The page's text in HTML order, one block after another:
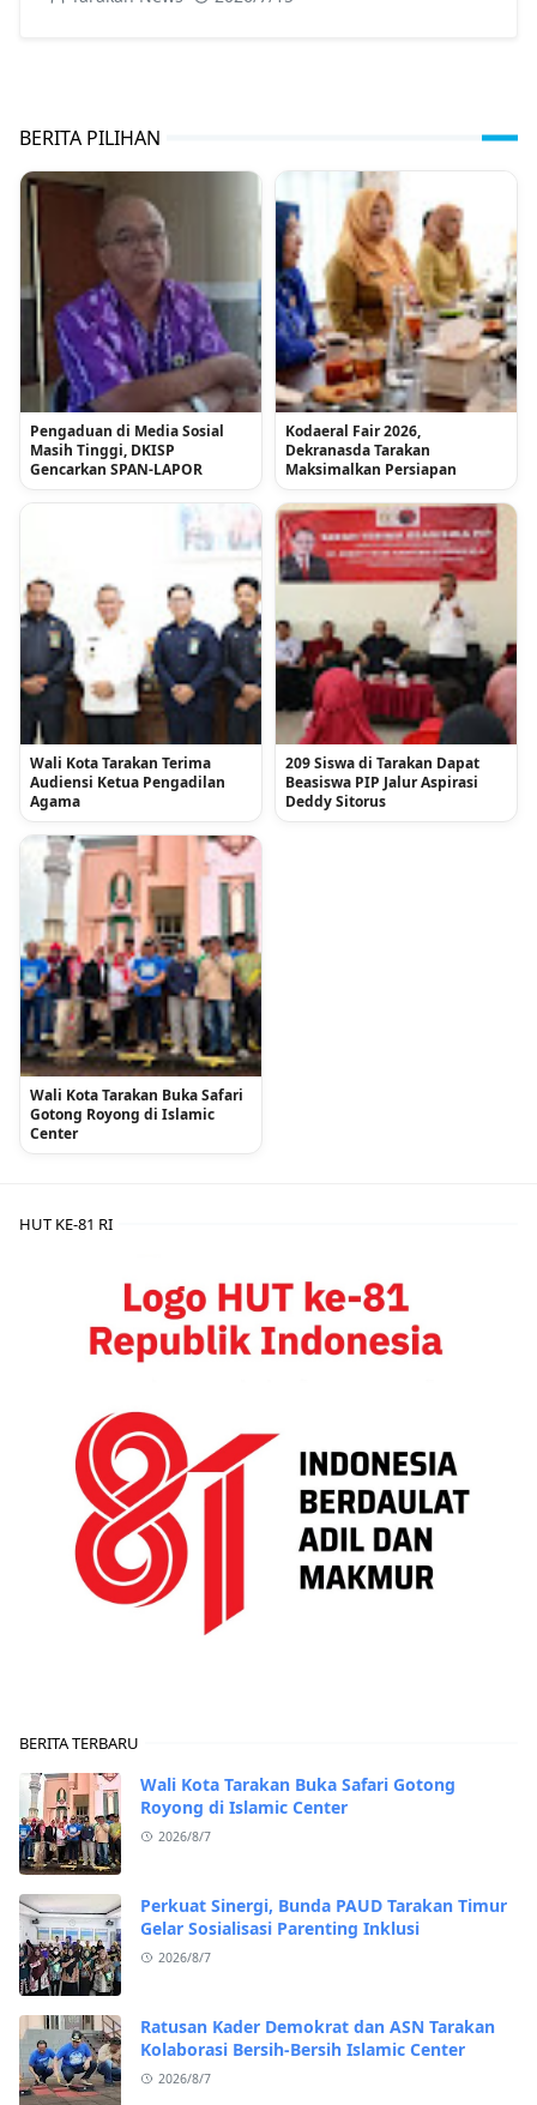
BERITA PILIHAN
Pengaduan di Media Sosial
Masih Tinggi, DKISP
Gencarkan SPAN-LAPOR
Kodaeral Fair 2026,
Dekranasda Tarakan
Maksimalkan Persiapan
Wali Kota Tarakan Terima
Audiensi Ketua Pengadilan
Agama
209 Siswa di Tarakan Dapat
Beasiswa PIP Jalur Aspirasi
Deddy Sitorus
Wali Kota Tarakan Buka Safari
Gotong Royong di Islamic
Center
HUT KE-81 RI
BERITA TERBARU
Wali Kota Tarakan Buka Safari Gotong
Royong di Islamic Center
2026/8/7
Perkuat Sinergi, Bunda PAUD Tarakan Timur
Gelar Sosialisasi Parenting Inklusi
2026/8/7
Ratusan Kader Demokrat dan ASN Tarakan
Kolaborasi Bersih-Bersih Islamic Center
2026/8/7